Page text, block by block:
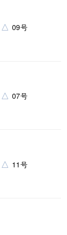
△ 09号
△ 07号
△ 11号